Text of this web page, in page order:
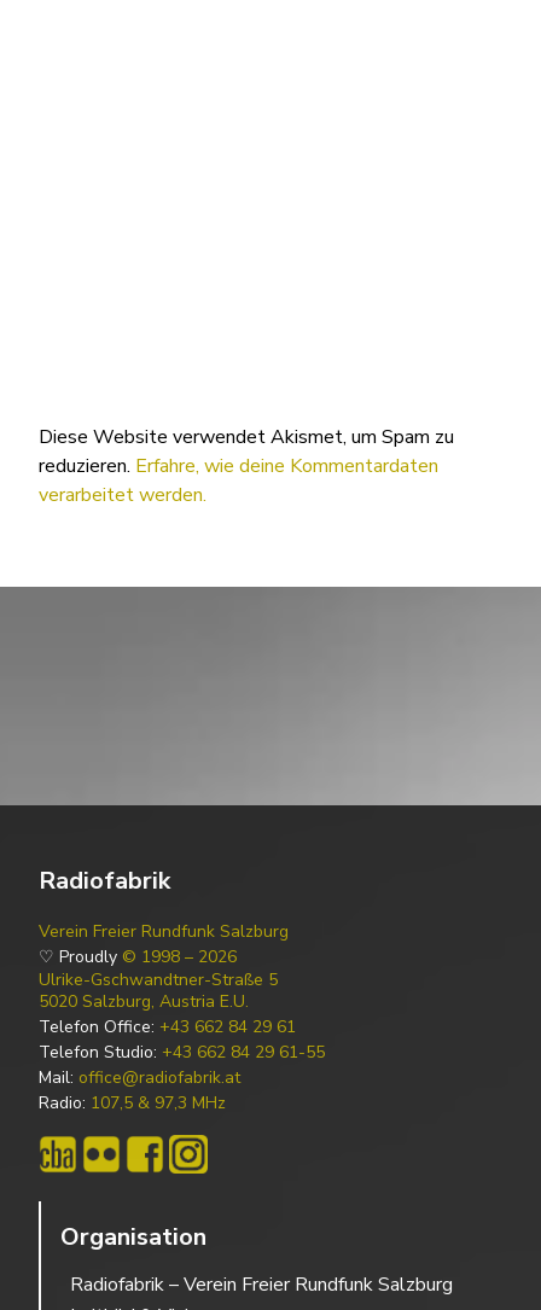
Diese Website verwendet Akismet, um Spam zu
reduzieren. Erfahre, wie deine Kommentardaten
verarbeitet werden.
Radiofabrik
Verein Freier Rundfunk Salzburg
♡ Proudly © 1998 – 2026
Ulrike-Gschwandtner-Straße 5
5020 Salzburg, Austria E.U.
Telefon Office: +43 662 84 29 61
Telefon Studio: +43 662 84 29 61-55
Mail: office@radiofabrik.at
Radio: 107,5 & 97,3 MHz
Organisation
Radiofabrik – Verein Freier Rundfunk Salzburg